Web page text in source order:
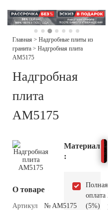
Главная > Надгробные плиты из
гранита > Надгробная плита
AM5175
Надгробная
плита
AM5175
О товаре
Артикул
№ AM5175
Материал
:
Полная
оплата
(5%)